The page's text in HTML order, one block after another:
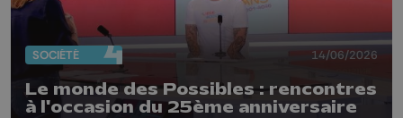
SOCIÉTÉ 14/06/2026
Le monde des Possibles : rencontres
à l'occasion du 25ème anniversaire